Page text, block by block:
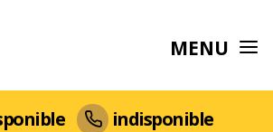
MENU
indisponible